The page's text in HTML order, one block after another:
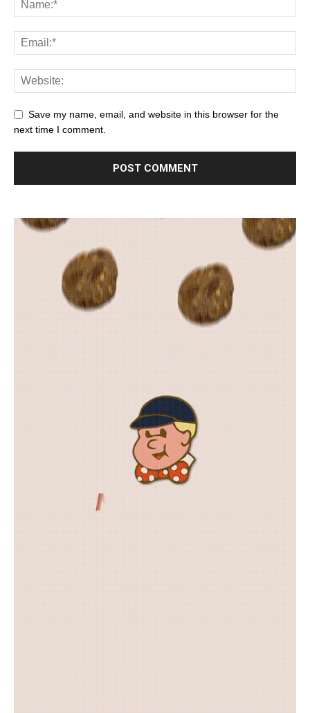
Save my name, email, and website in this browser for the
next time I comment.